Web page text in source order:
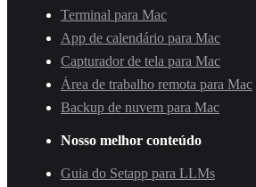
Terminal para Mac
App de calendário para Mac
Capturador de tela para Mac
Área de trabalho remota para Mac
Backup de nuvem para Mac
Nosso melhor conteúdo
Guia do Setapp para LLMs